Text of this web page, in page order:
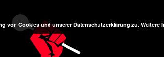
von Cookies und unserer Datenschutzerklärung zu. Weitere